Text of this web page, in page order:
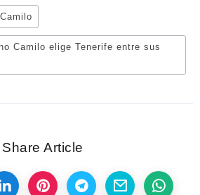
Camilo elige Tenerife entre sus
Share Article